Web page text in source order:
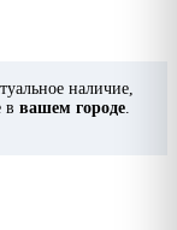
наличие,
в вашем городе